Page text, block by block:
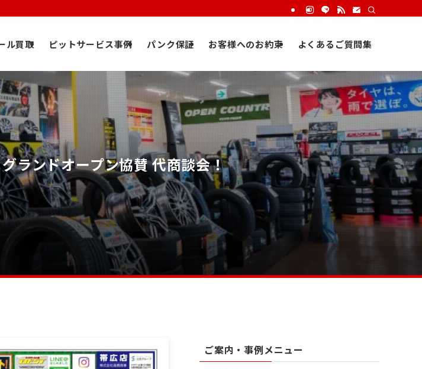
ル買取 ピットサービス事例 パンク保証 お客様へのお約束 よくあるご質問集
ランドオープン協賛 代商談会！
ご案内・事例メニュー